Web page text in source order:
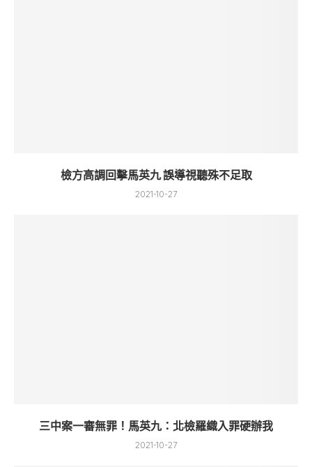
檢方高調回擊馬英九 誤導視聽殊不足取
2021-10-27
三中案一審無罪！馬英九：北檢羅織入罪硬辦我
2021-10-27